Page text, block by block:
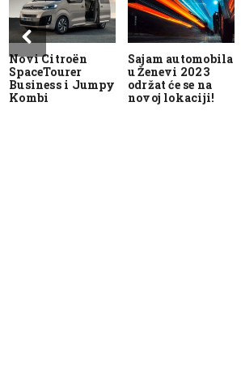
Novi Citroën
SpaceTourer
Business i Jumpy
Kombi
Sajam automobila
u Ženevi 2023
održat će se na
novoj lokaciji!